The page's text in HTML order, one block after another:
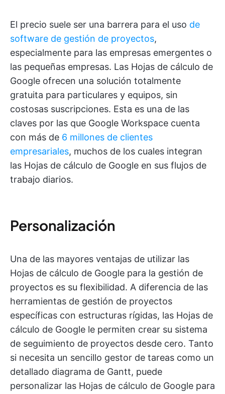
El precio suele ser una barrera para el uso de
software de gestión de proyectos,
especialmente para las empresas emergentes o
las pequeñas empresas. Las Hojas de cálculo de
Google ofrecen una solución totalmente
gratuita para particulares y equipos, sin
costosas suscripciones. Esta es una de las
claves por las que Google Workspace cuenta
con más de 6 millones de clientes
empresariales, muchos de los cuales integran
las Hojas de cálculo de Google en sus flujos de
trabajo diarios.
Personalización
Una de las mayores ventajas de utilizar las
Hojas de cálculo de Google para la gestión de
proyectos es su flexibilidad. A diferencia de las
herramientas de gestión de proyectos
específicas con estructuras rígidas, las Hojas de
cálculo de Google le permiten crear su sistema
de seguimiento de proyectos desde cero. Tanto
si necesita un sencillo gestor de tareas como un
detallado diagrama de Gantt, puede
personalizar las Hojas de cálculo de Google para